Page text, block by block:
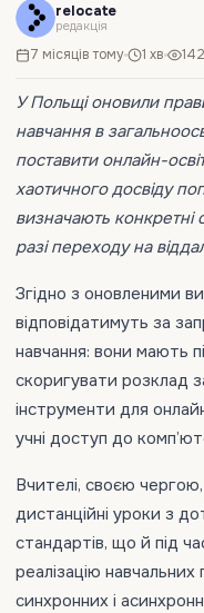
relocate
редакція
7 місяців тому 1 хв 142
УПольщіоновили
навчання в
поставити онлайн-
хаотичного досвіду
визначають конкретні
разі переходу на
Згідно з оновленими
відповідатимуть за
навчання: вони мають
скоригувати розклад
інструменти для
учні доступ до
Вчителі, своєю
дистанційні уроки з
стандартів, що й під
реалізацію
синхронних і